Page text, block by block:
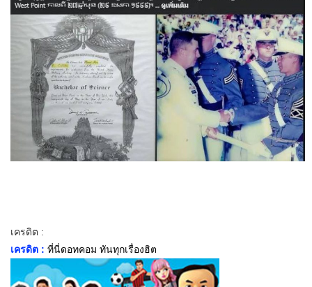
เครดิต :
เครดิต : ที่นี่ดอทคอม ทันทุกเรื่องฮิต